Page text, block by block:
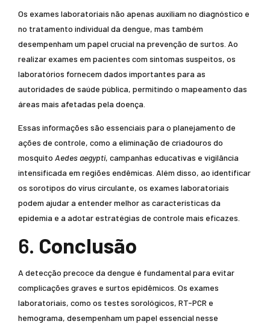
Os exames laboratoriais não apenas auxiliam no diagnóstico e
no tratamento individual da dengue, mas também
desempenham um papel crucial na prevenção de surtos. Ao
realizar exames em pacientes com sintomas suspeitos, os
laboratórios fornecem dados importantes para as
autoridades de saúde pública, permitindo o mapeamento das
áreas mais afetadas pela doença.
Essas informações são essenciais para o planejamento de
ações de controle, como a eliminação de criadouros do
mosquito Aedes aegypti, campanhas educativas e vigilância
intensificada em regiões endêmicas. Além disso, ao identificar
os sorotipos do vírus circulante, os exames laboratoriais
podem ajudar a entender melhor as características da
epidemia e a adotar estratégias de controle mais eficazes.
6. Conclusão
A detecção precoce da dengue é fundamental para evitar
complicações graves e surtos epidêmicos. Os exames
laboratoriais, como os testes sorológicos, RT-PCR e
hemograma, desempenham um papel essencial nesse